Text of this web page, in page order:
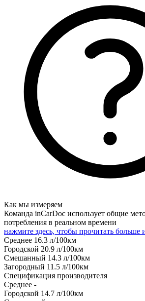
Как мы измеряем
Команда inCarDoc использует общие
потребления в реальном времени
нажмите здесь, чтобы прочитать
Среднее 16.3 л/100км
Городской 20.9 л/100км
Смешанный 14.3 л/100км
Загородный 11.5 л/100км
Спецификация производителя
Среднее -
Городской 14.7 л/100км